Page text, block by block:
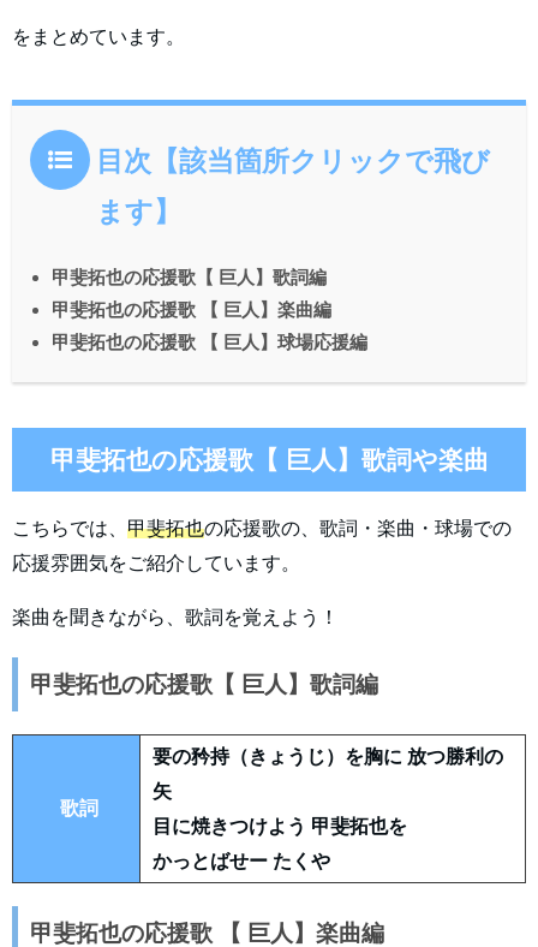
をまとめています。
目次【該当箇所クリックで飛び
ます】
甲斐拓也の応援歌【 巨人】歌詞編
甲斐拓也の応援歌 【 巨人】楽曲編
甲斐拓也の応援歌 【 巨人】球場応援編
甲斐拓也の応援歌【 巨人】歌詞や楽曲
こちらでは、 甲斐拓也の応援歌の、歌詞・楽曲・球場での
応援雰囲気をご紹介しています。
楽曲を聞きながら、歌詞を覚えよう！
甲斐拓也の応援歌【 巨人】歌詞編
歌詞
要の矜持（きょうじ）を胸に 放つ勝利の
矢
目に焼きつけよう 甲斐拓也を
かっとばせー たくや
甲斐拓也の応援歌 【 巨人】楽曲編